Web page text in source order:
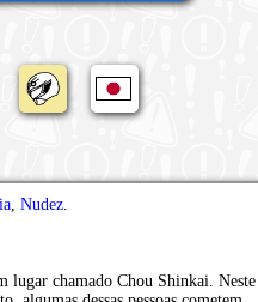
, Nudez.
lugar chamado Chou Shinkai. Neste